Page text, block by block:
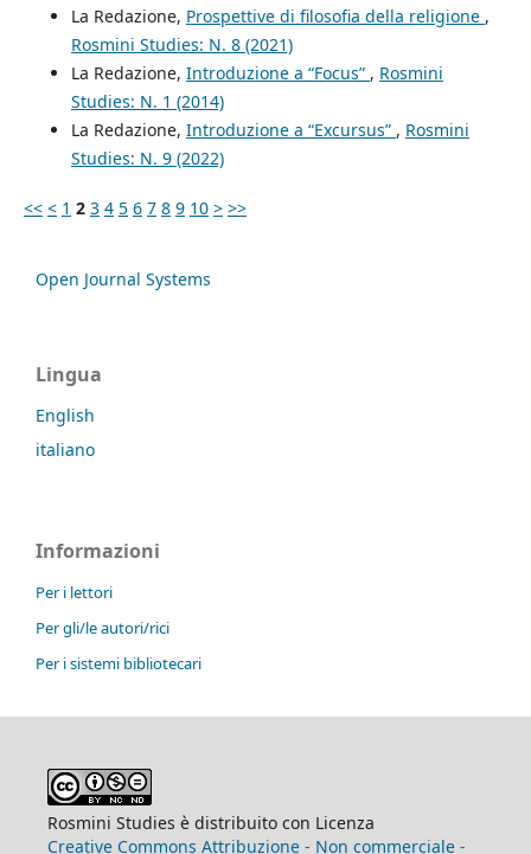
La Redazione, Prospettive di filosofia della religione ,
Rosmini Studies: N. 8 (2021)
La Redazione, Introduzione a “Focus” , Rosmini
Studies: N. 1 (2014)
La Redazione, Introduzione a “Excursus” , Rosmini
Studies: N. 9 (2022)
<< < 1 2 3 4 5 6 7 8 9 10 > >>
Open Journal Systems
Lingua
English
italiano
Informazioni
Per i lettori
Per gli/le autori/rici
Per i sistemi bibliotecari
Rosmini Studies è distribuito con Licenza
Creative Commons Attribuzione - Non commerciale -